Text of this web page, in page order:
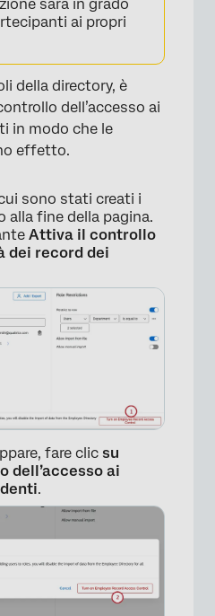
sarà in grado
ai propri
della directory, è
dell’accesso ai
in modo che le
effetto.
sono stati creati i
alla fine della pagina.
Attiva il controllo
dei record dei
fare clic su
dell’accesso ai
.